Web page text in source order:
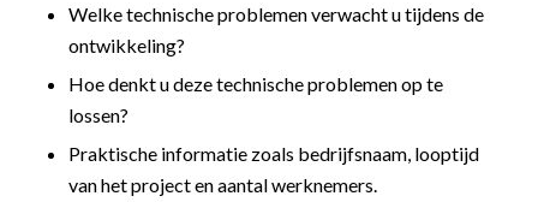
Welke technische problemen verwacht u tijdens de
ontwikkeling?
Hoe denkt u deze technische problemen op te
lossen?
Praktische informatie zoals bedrijfsnaam, looptijd
van het project en aantal werknemers.